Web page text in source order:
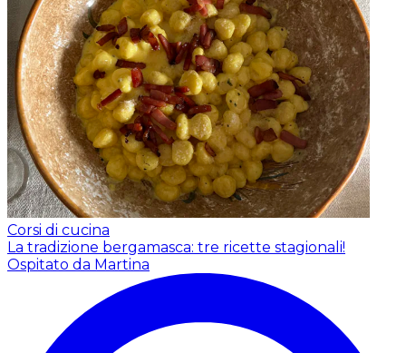
Corsi di cucina
La tradizione bergamasca: tre ricette stagionali!
Ospitato da Martina